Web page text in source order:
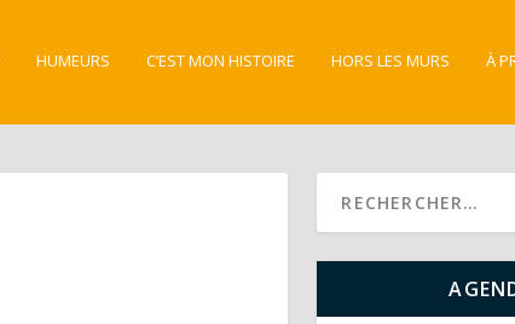
HUMEURS C’EST MON HISTOIRE HORS LES MURS À